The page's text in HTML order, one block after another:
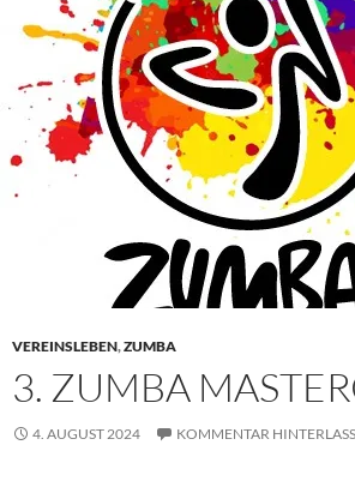
VEREINSLEBEN,ZUMBA
3. ZUMBA
4. AUGUST 2024 KOMMENTAR